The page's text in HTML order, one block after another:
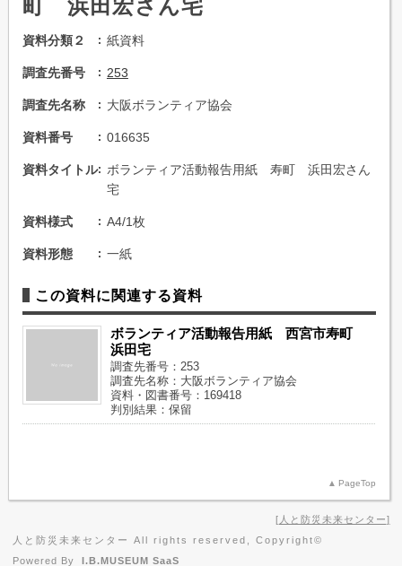
町 浜田宏さん宅
資料分類２ 紙資料
調査先番号 253
調査先名称 大阪ボランティア協会
資料番号 016635
資料タイトル
ボランティア活動報告用紙 寿町 浜田宏さん
宅
資料様式 A4/1枚
資料形態 一紙
この資料に関連する資料
ボランティア活動報告用紙 西宮市寿町
浜田宅
調査先番号：253
調査先名称：大阪ボランティア協会
資料・図書番号：169418
判別結果：保留
PageTop
人と防災未来センター
人と防災未来センター All rights reserved, Copyright©
Powered By
I.B.MUSEUM SaaS